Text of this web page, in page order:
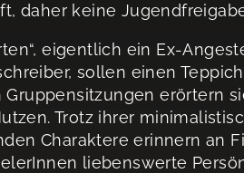
daher keine
eigentlich ein Ex-
sollen einen
erörtern
Trotz ihrer
Charaktere erinnern an
liebenswerte